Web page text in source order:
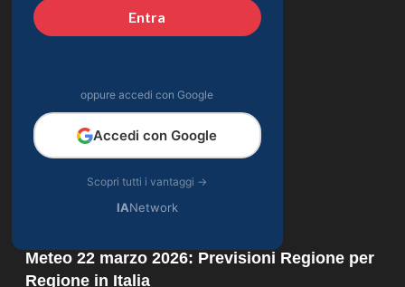
Entra
oppure accedi con Google
Accedi con Google
Scopri tutti i vantaggi →
IANetwork
Meteo 22 marzo 2026: Previsioni Regione per
Regione in Italia